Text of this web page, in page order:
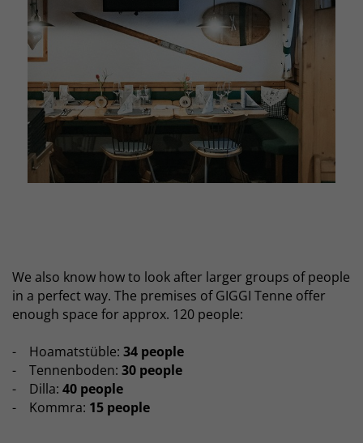
We also know how to look after larger groups of people
in a perfect way. The premises of GIGGI Tenne offer
enough space for approx. 120 people:
- Hoamatstüble: 34 people
- Tennenboden: 30 people
- Dilla: 40 people
- Kommra: 15 people